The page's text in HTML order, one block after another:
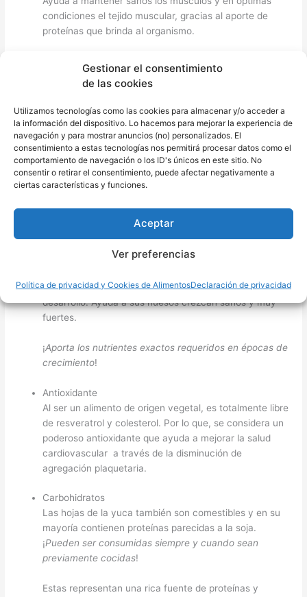
Gestionar el consentimiento
de las cookies
Utilizamos tecnologías como las cookies para almacenar y/o acceder a
la información del dispositivo. Lo hacemos para mejorar la experiencia de
navegación y para mostrar anuncios (no) personalizados. El
consentimiento a estas tecnologías nos permitirá procesar datos como el
comportamiento de navegación o los ID's únicos en este sitio. No
consentir o retirar el consentimiento, puede afectar negativamente a
ciertas características y funciones.
Aceptar
Ver preferencias
Política de privacidad y Cookies de AlimentosDeclaración de privacidad
condiciones el tejido muscular, gracias al aporte de
proteínas que brinda al organismo.
ciertas dolencias y malestares físicos
. Esto debido a
sus componentes nutricionales como lo son las
saponinas, las cuales, son recomendadas para tratar la
diarrea o colitis.
Es un alimento súper fácil de conseguir, están en
cualquier tienda o supermercado, así como también son
aún más fáciles de consumir. Por lo que, dado el caso,
personas con trastornos celíacos pueden ingerirla
También es muy recomendada para mejorar la acidez
aún más para niños en crecimiento o en pleno
desarrollo. Ayuda a sus huesos crezcan sanos y muy
fuertes.
¡Aporta los nutrientes exactos requeridos en épocas de
crecimiento!
Antioxidante
Al ser un alimento de origen vegetal, es totalmente libre
de resveratrol y colesterol. Por lo que, se considera un
poderoso antioxidante que ayuda a mejorar la salud
cardiovascular a través de la disminución de
agregación plaquetaria.
Carbohidratos
Las hojas de la yuca también son comestibles y en su
mayoría contienen proteínas parecidas a la soja.
¡Pueden ser consumidas siempre y cuando sean
previamente cocidas!
Estas representan una rica fuente de proteínas y